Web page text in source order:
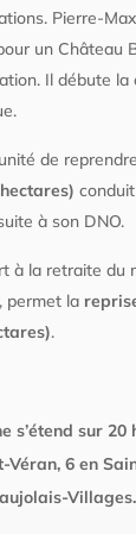
Pierre-
un Château
Il débute
de
à son DNO.
à la retraite du
permet la
.
s’étend sur 20
Véran, 6 en
Villages.